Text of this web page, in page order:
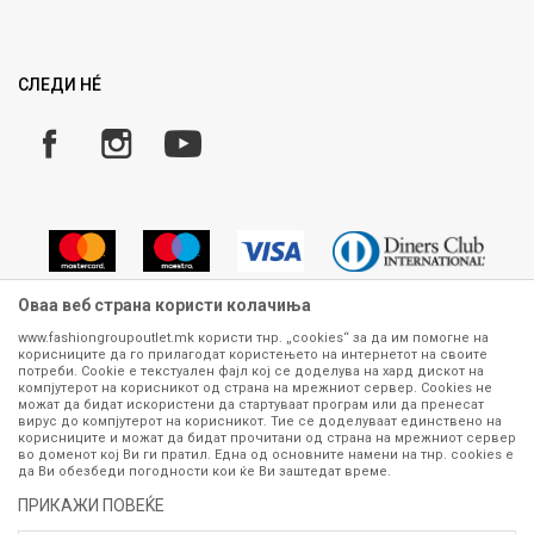
Замена и рефундација на производи
Плаќање
СЛЕДИ НÉ
Сите информации околу производите кои се изложени на нашата
онлајн продавница се стремиме да бидат конкретни, точни и прецизни,
меѓутоа не можеме да гарантираме дека се без ниту една грешка или
пак дека сите производи во моментот се достапни на залиха.
Фотографиите се најверодостојниот приказ на производот. Доколку
дојде до потреба за замена на производ или рефундација, процедурата
контактирајте не на телефонскиот број 070 275 363 или на е-
маилoutlet@fashiongroup.com.mkодпонеделник до петок (08-16ч)
Оваа веб страна користи колачиња
www.fashiongroupoutlet.mk користи тнр. „cookies“ за да им помогне на
корисниците да го прилагодат користењето на интернетот на своите
потреби. Cookie е текстуален фајл кој се доделува на хард дискот на
компјутерот на корисникот од страна на мрежниот сервер. Cookies не
можат да бидат искористени да стартуваат програм или да пренесат
вирус до компјутерот на корисникот. Тие се доделуваат единствено на
корисниците и можат да бидат прочитани од страна на мрежниот сервер
во доменот кој Ви ги пратил. Една од основните намени на тнр. сookies е
да Ви обезбеди погодности кои ќе Ви заштедат време.
ПРИКАЖИ ПОВЕЌЕ